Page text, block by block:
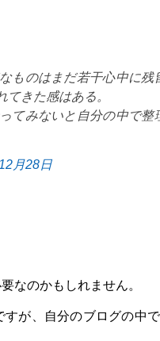
ものはまだ若干心中に残
きた感はある。
てみないと自分の中で整
月28日
なのかもしれません。
が、自分のブログの中